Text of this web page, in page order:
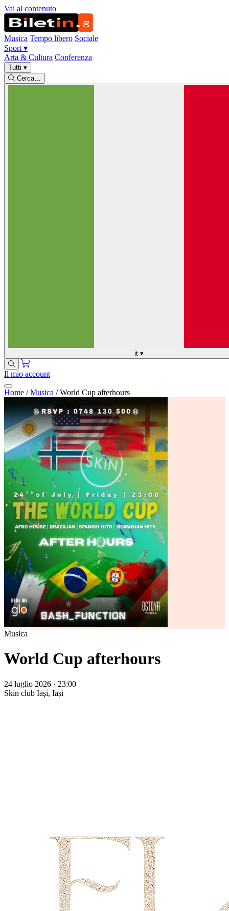
Vai al contenuto
Musica Tempo libero Sociale
Sport ▾
Arta & Cultura Conferenza
Tutti ▾
Cerca…
it ▾
Il mio account
Home / Musica / World Cup afterhours
Musica
World Cup afterhours
24 luglio 2026 · 23:00
Skin club Iaşi, Iași